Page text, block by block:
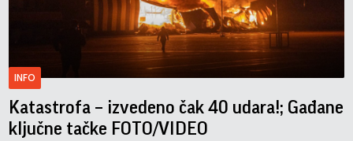
INFO
Katastrofa – izvedeno čak 40 udara!; Gađane
ključne tačke FOTO/VIDEO